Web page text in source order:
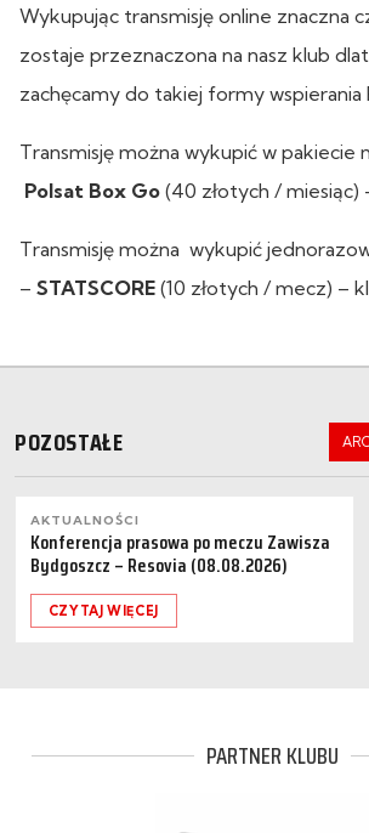
Wykupując transmisję online znaczna
zostaje przeznaczona na nasz klub
zachęcamy do takiej formy wspierania
Transmisję można wykupić w pakiecie
Polsat Box Go (40 złotych / miesiąc)
Transmisję można wykupić
– STATSCORE (10 złotych / mecz) –
POZOSTAŁE
AKTUALNOŚCI
Konferencja prasowa po meczu Zawisza
Bydgoszcz – Resovia (08.08.2026)
CZYTAJ WIĘCEJ
PARTNER KLUBU